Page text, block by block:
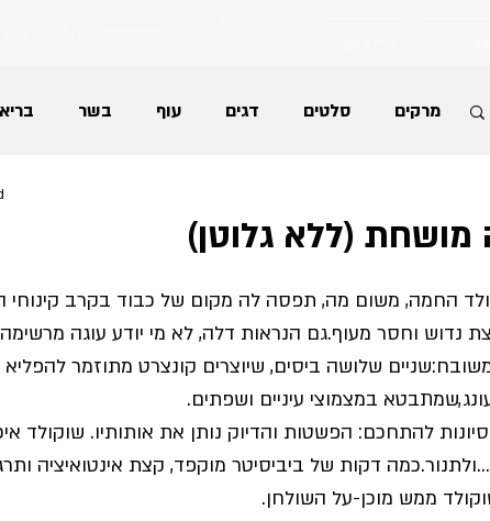
בשר עוף דגים סלטים מרקים
עוגות
מושחת (ללא גלוטן)
החמה, משום מה, תפסה לה מקום של כבוד בקרב קינוחי
נדוש וחסר מעוף.גם הנראות דלה, לא מי יודע עוגה מרשימה
שלושה ביסים, שיוצרים קונצרט מתוזמר להפליא
במצמוצי עיניים ושפתים.
להתחכם: הפשטות והדיוק נותן את אותותיו. שוקולד
דקות של ביביסיטר מוקפד, קצת אינטואיציה
ממש מוכן-על השולחן.